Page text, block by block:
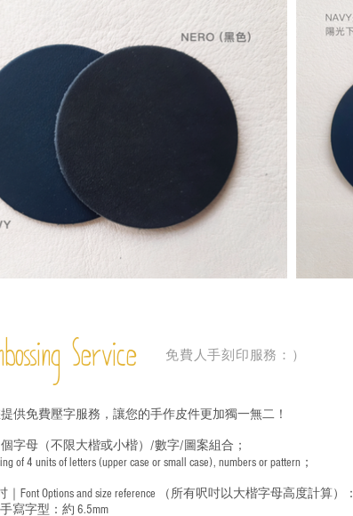
Service 免費人手刻印服務：）
供免費壓字服務，讓您的手作皮件更加獨一無二！
字母（不限大楷或小楷）/數字/圖案組合；
of 4 units of letters (upper case or small case), numbers or pattern；
Font Options and size reference
（所有呎吋以大楷字母高度計算）：
手寫字型：約 6.5mm